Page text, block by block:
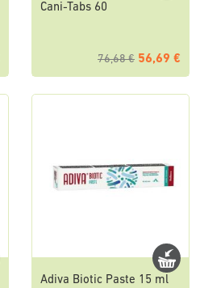
Cani-Tabs 60
76,68 € 56,69 €
Adiva Biotic Paste 15 ml